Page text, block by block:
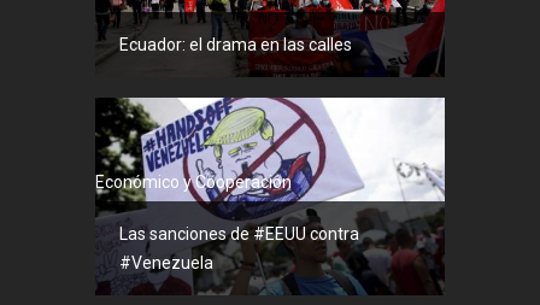
Ecuador: el drama en las calles
Económico y Cooperación
Las sanciones de #EEUU contra
#Venezuela